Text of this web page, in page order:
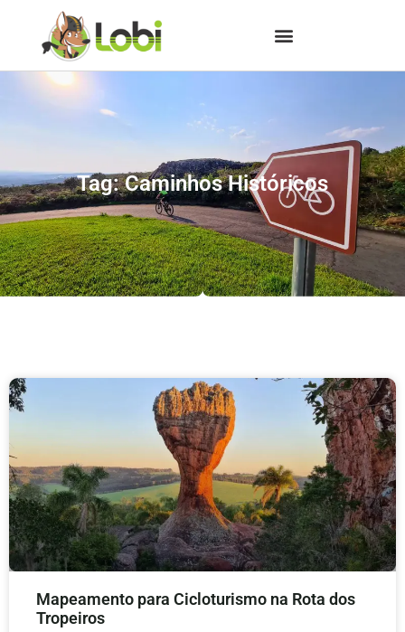
Tag: Caminhos Históricos
Mapeamento para Cicloturismo na Rota dos
Tropeiros